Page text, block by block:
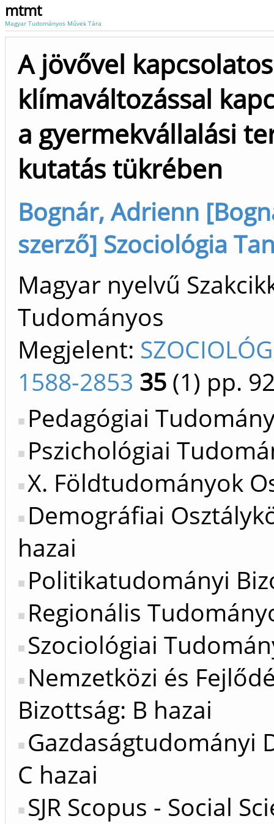
mtmt
Magyar Tudományos Művek Tára
A jövővel
klímaváltozással
a gyermekvállalási
kutatás tükrében
Bognár, Adrienn
szerző] Szociológia
Magyar nyelvű
Tudományos
Megjelent:
1588-2853 35 (1) pp.
Pedagógiai
Pszichológiai
X. Földtudományok
Demográfiai
hazai
Politikatudományi
Regionális
Szociológiai
Nemzetközi és
Bizottság: B hazai
Gazdaságtudományi
C hazai
SJR Scopus - Social